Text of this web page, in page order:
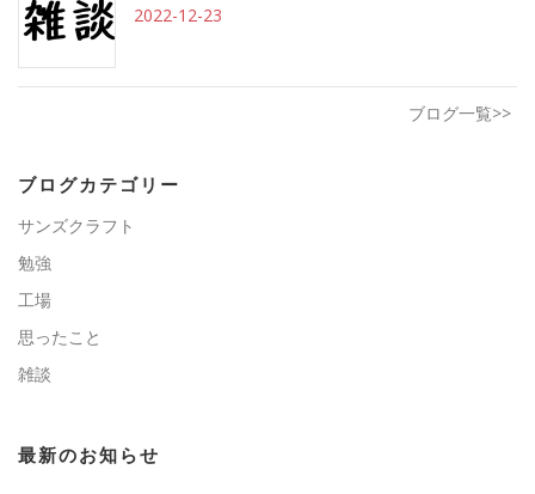
2022-12-23
ブログ一覧>>
ブログカテゴリー
サンズクラフト
勉強
工場
思ったこと
雑談
最新のお知らせ